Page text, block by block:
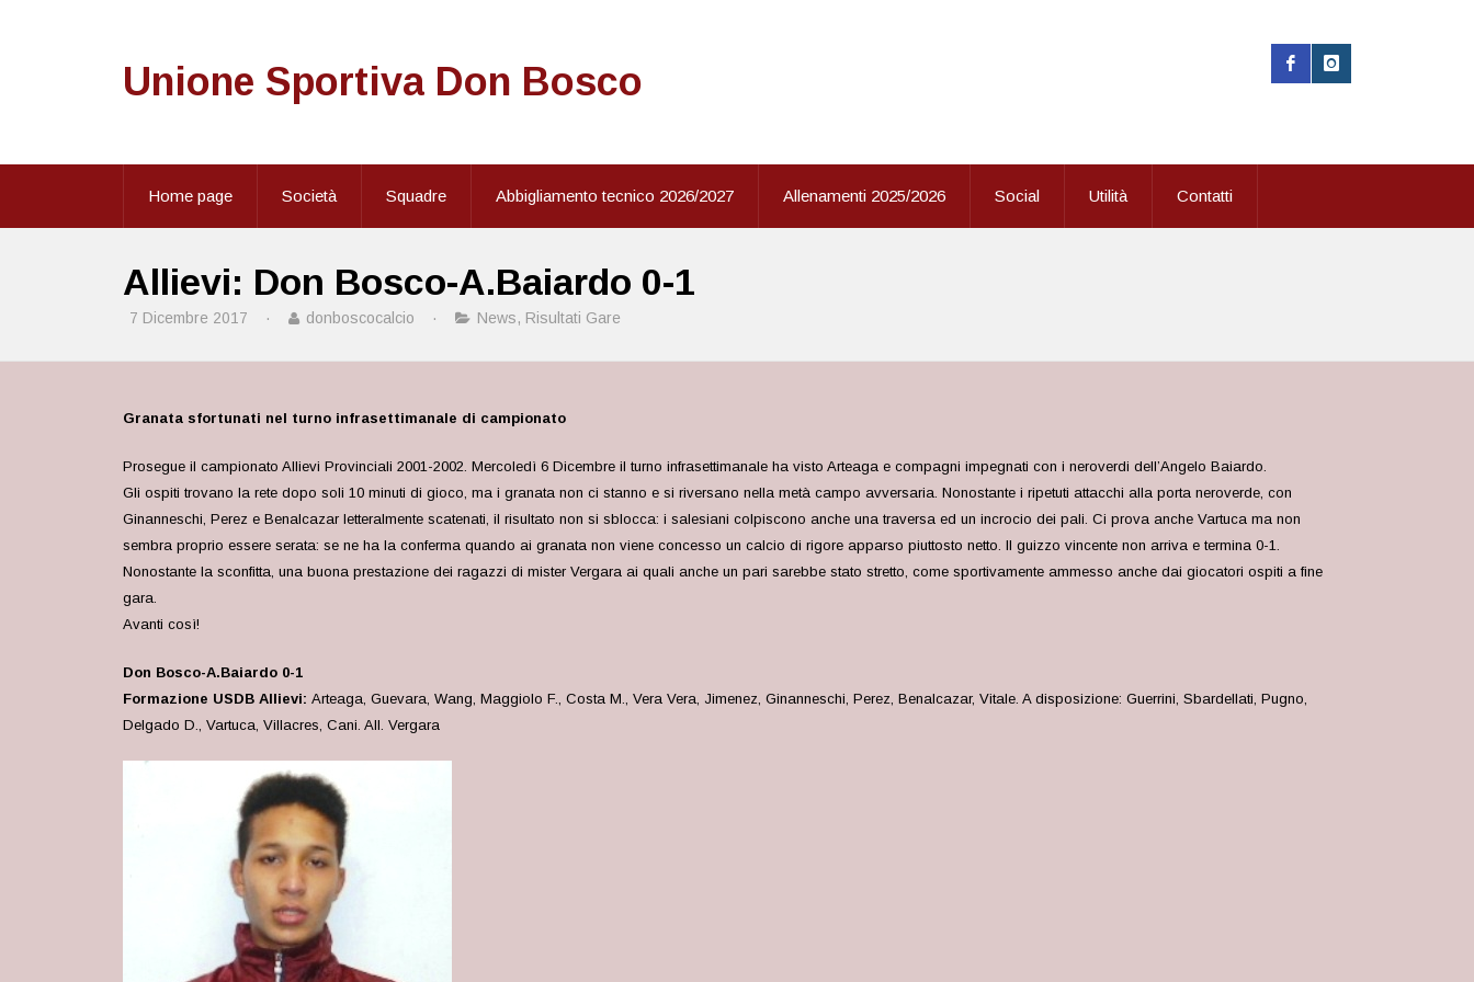
Unione Sportiva Don Bosco
Home page Società Squadre Abbigliamento tecnico 2026/2027 Allenamenti 2025/2026 Social Utilità Contatti
Allievi: Don Bosco-A.Baiardo 0-1
7 Dicembre 2017 · donboscocalcio · News, Risultati Gare
Granata sfortunati nel turno infrasettimanale di campionato
Prosegue il campionato Allievi Provinciali 2001-2002. Mercoledì 6 Dicembre il turno infrasettimanale ha visto Arteaga e compagni impegnati con i neroverdi dell’Angelo Baiardo.
Gli ospiti trovano la rete dopo soli 10 minuti di gioco, ma i granata non ci stanno e si riversano nella metà campo avversaria. Nonostante i ripetuti attacchi alla porta neroverde, con
Ginanneschi, Perez e Benalcazar letteralmente scatenati, il risultato non si sblocca: i salesiani colpiscono anche una traversa ed un incrocio dei pali. Ci prova anche Vartuca ma non
sembra proprio essere serata: se ne ha la conferma quando ai granata non viene concesso un calcio di rigore apparso piuttosto netto. Il guizzo vincente non arriva e termina 0-1.
Nonostante la sconfitta, una buona prestazione dei ragazzi di mister Vergara ai quali anche un pari sarebbe stato stretto, come sportivamente ammesso anche dai giocatori ospiti a fine
gara.
Avanti così!
Don Bosco-A.Baiardo 0-1
Formazione USDB Allievi: Arteaga, Guevara, Wang, Maggiolo F., Costa M., Vera Vera, Jimenez, Ginanneschi, Perez, Benalcazar, Vitale. A disposizione: Guerrini, Sbardellati, Pugno,
Delgado D., Vartuca, Villacres, Cani. All. Vergara